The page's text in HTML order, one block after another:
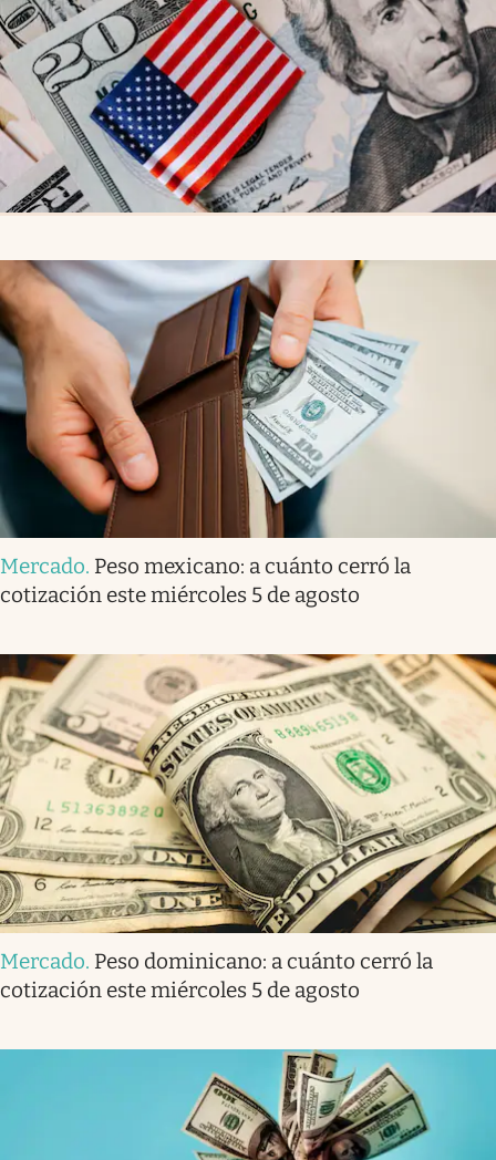
Mercado. Peso mexicano: a cuánto cerró la
cotización este miércoles 5 de agosto
Mercado. Peso dominicano: a cuánto cerró la
cotización este miércoles 5 de agosto